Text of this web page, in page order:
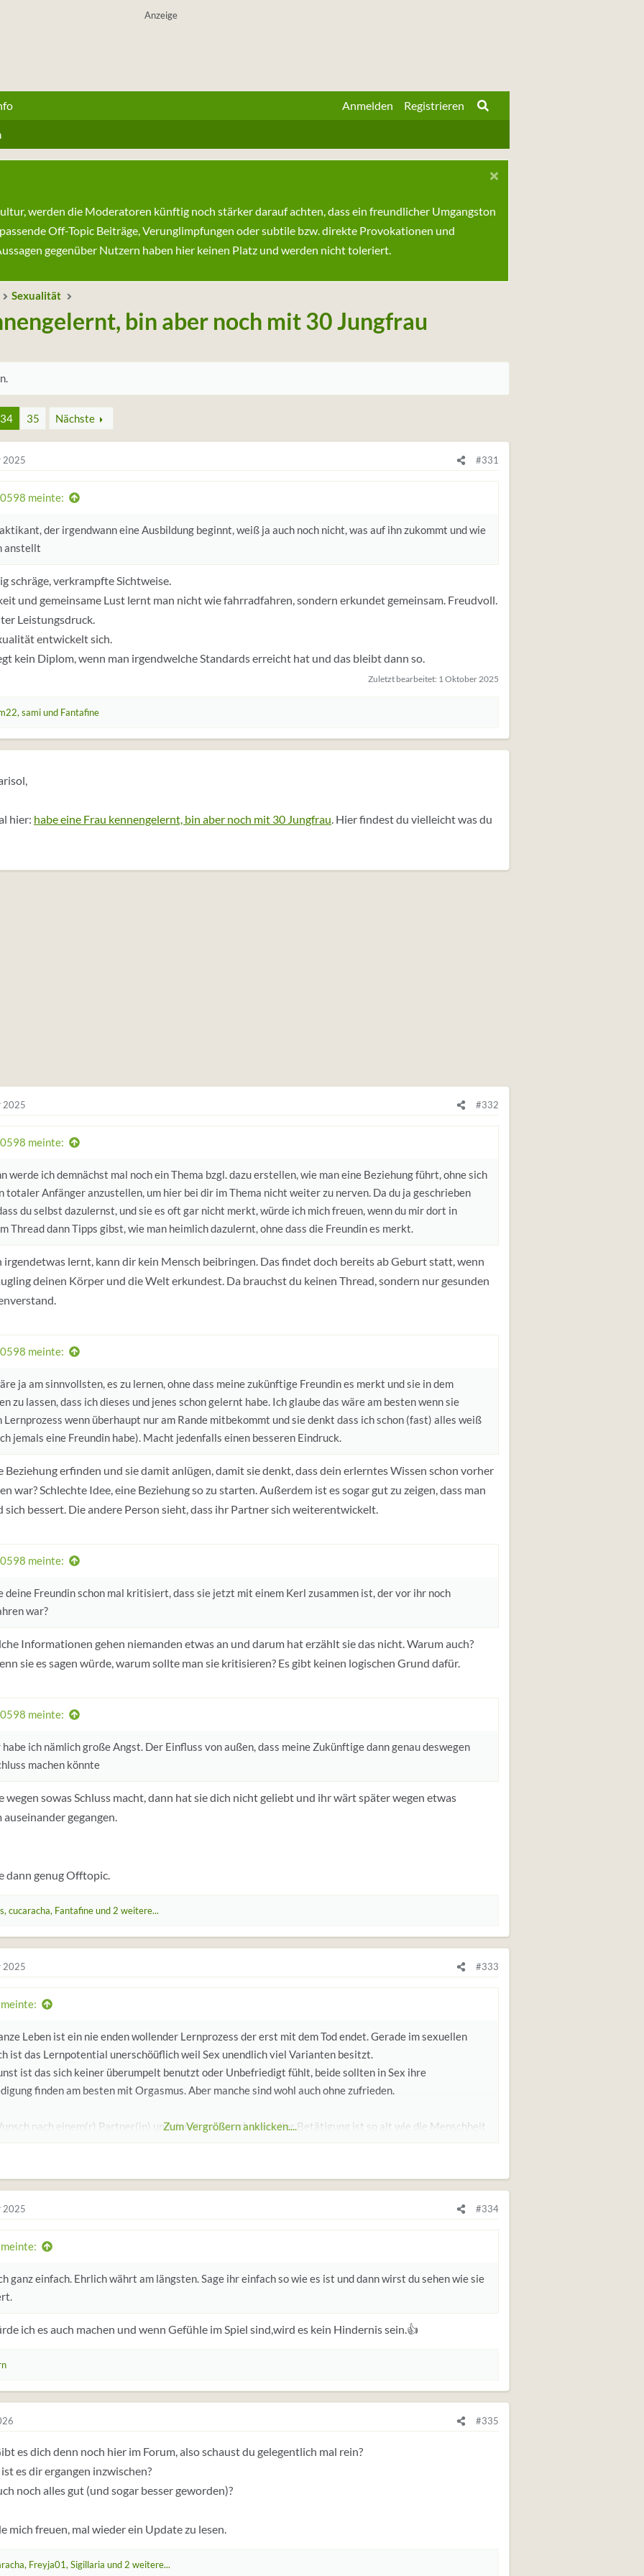
Anzeige
Anmelden Registrieren
werden die Moderatoren künftig noch stärker darauf achten, dass ein freundlicher Umgangston
Off-Topic Beiträge, Verunglimpfungen oder subtile bzw. direkte Provokationen und
gegenüber Nutzern haben hier keinen Platz und werden nicht toleriert.
Sexualität
bin aber noch mit 30 Jungfrau
34 35 Nächste
2025 #331
meinte:
der irgendwann eine Ausbildung beginnt, weiß ja auch noch nicht, was auf ihn zukommt und wie
anstellt
schräge, verkrampfte Sichtweise.
und gemeinsame Lust lernt man nicht wie fahrradfahren, sondern erkundet gemeinsam. Freudvoll.
Leistungsdruck.
entwickelt sich.
kein Diplom, wenn man irgendwelche Standards erreicht hat und das bleibt dann so.
Zuletzt bearbeitet: 1 Oktober 2025
, samiund Fantafine
hier: habe eine Frau kennengelernt, bin aber noch mit 30 Jungfrau. Hier findest du vielleicht was du
2025 #332
meinte:
werde ich demnächst mal noch ein Thema bzgl. dazu erstellen, wie man eine Beziehung führt, ohne sich
totaler Anfänger anzustellen, um hier bei dir im Thema nicht weiter zu nerven. Da du ja geschrieben
du selbst dazulernst, und sie es oft gar nicht merkt, würde ich mich freuen, wenn du mir dort in
Thread dann Tipps gibst, wie man heimlich dazulernt, ohne dass die Freundin es merkt.
irgendetwas lernt, kann dir kein Mensch beibringen. Das findet doch bereits ab Geburt statt, wenn
deinen Körper und die Welt erkundest. Da brauchst du keinen Thread, sondern nur gesunden
meinte:
ja am sinnvollsten, es zu lernen, ohne dass meine zukünftige Freundin es merkt und sie in dem
zu lassen, dass ich dieses und jenes schon gelernt habe. Ich glaube das wäre am besten wenn sie
Lernprozess wenn überhaupt nur am Rande mitbekommt und sie denkt dass ich schon (fast) alles weiß
jemals eine Freundin habe). Macht jedenfalls einen besseren Eindruck.
Beziehung erfinden und sie damit anlügen, damit sie denkt, dass dein erlerntes Wissen schon vorher
war? Schlechte Idee, eine Beziehung so zu starten. Außerdem ist es sogar gut zu zeigen, dass man
sich bessert. Die andere Person sieht, dass ihr Partner sich weiterentwickelt.
meinte:
deine Freundin schon mal kritisiert, dass sie jetzt mit einem Kerl zusammen ist, der vor ihr noch
war?
Informationen gehen niemanden etwas an und darum hat erzählt sie das nicht. Warum auch?
sie es sagen würde, warum sollte man sie kritisieren? Es gibt keinen logischen Grund dafür.
meinte:
ich nämlich große Angst. Der Einfluss von außen, dass meine Zukünftige dann genau deswegen
machen könnte
wegen sowas Schluss macht, dann hat sie dich nicht geliebt und ihr wärt später wegen etwas
auseinander gegangen.
dann genug Offtopic.
, cucaracha, Fantafineund 2 weitere...
2025 #333
Leben ist ein nie enden wollender Lernprozess der erst mit dem Tod endet. Gerade im sexuellen
ist das Lernpotential unerschöüflich weil Sex unendlich viel Varianten besitzt.
ist das sich keiner überumpelt benutzt oder Unbefriedigt fühlt, beide sollten in Sex ihre
finden am besten mit Orgasmus. Aber manche sind wohl auch ohne zufrieden.
nach einem(r) Partner(in) und damit auch nach sexueller Betätigung ist so alt wie die Menschheit
du siehst wirft beides noch Fragen auf. Diese zu klären ist die Kunst der Liebe, der emotionalen wie
körperlichen.
Zum Vergrößern anklicken....
2025 #334
ganz einfach. Ehrlich währt am längsten. Sage ihr einfach so wie es ist und dann wirst du sehen wie sie
ich es auch machen und wenn Gefühle im Spiel sind,wird es kein Hindernis sein.👍
#335
es dich denn noch hier im Forum, also schaust du gelegentlich mal rein?
es dir ergangen inzwischen?
noch alles gut (und sogar besser geworden)?
mich freuen, mal wieder ein Update zu lesen.
, Freyja01, Sigillaria und 2 weitere...